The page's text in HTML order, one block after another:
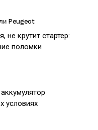
Peugeot
не крутит стартер:
поломки
условиях